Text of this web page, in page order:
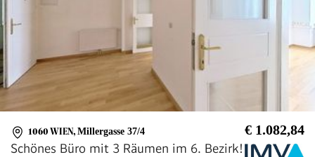
1060 WIEN, Millergasse 37/4 € 1.082,84
Schönes Büro mit 3 Räumen im 6. Bezirk!